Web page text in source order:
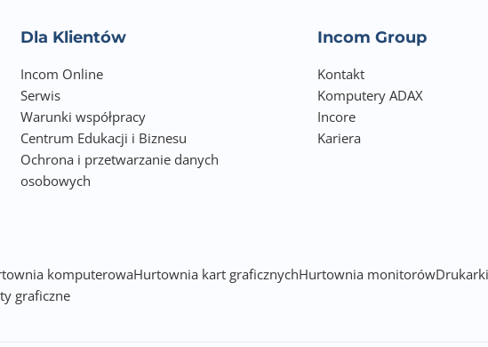
Dla Klientów
Incom Online
Serwis
Warunki współpracy
Centrum Edukacji i Biznesu
Ochrona i przetwarzanie danych
osobowych
Incom Group
Kontakt
Komputery ADAX
Incore
Kariera
komputerowaHurtownia kart graficznychHurtownia monitorów
graficzne